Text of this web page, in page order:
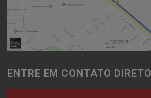
ENTRE EM CONTATO DIRETO